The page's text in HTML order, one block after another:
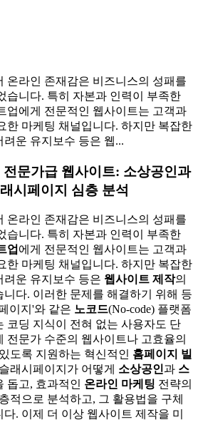
온라인 존재감은 비즈니스의 성패를
습니다. 특히 자본과 인력이 부족한
업에게 전문적인 웹사이트는 고객과
한 마케팅 채널입니다. 하지만 복잡한
운 유지보수 등은 웹...
문가급 웹사이트: 소상공인과
시페이지 심층 분석
온라인 존재감은 비즈니스의 성패를
습니다. 특히 자본과 인력이 부족한
업 에게 전문적인 웹사이트는 고객과
한 마케팅 채널입니다. 하지만 복잡한
려운 유지보수 등은 웹사이트 제작의
다. 이러한 문제를 해결하기 위해 등
이지'와 같은 노코드(No-code) 플랫폼
코딩 지식이 전혀 없는 사용자도 단
전문가 수준의 웹사이트나 고효율의
도록 지원하는 혁신적인 홈페이지 빌
래시페이지가 어떻게 소상공인과 스
돕고, 효과적인 온라인 마케팅 전략의
적으로 분석하고, 그 활용법을 구체
. 이제 더 이상 웹사이트 제작을 미